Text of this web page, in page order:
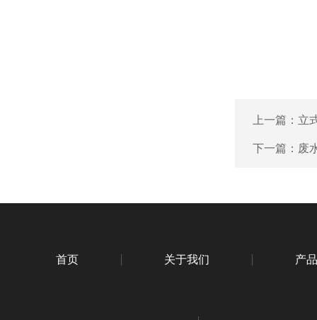
上一篇： 立
下一篇： 废
首页 关于我们 产